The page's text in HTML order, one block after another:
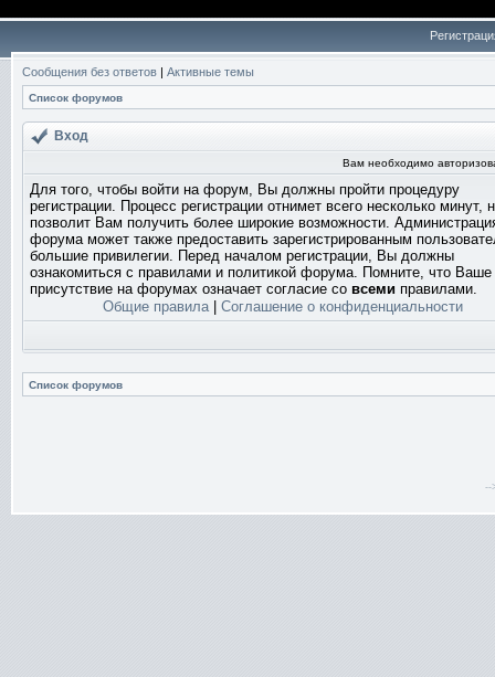
Сообщения без ответов | Активные темы
Список форумов
Вход
Вам необходимо
Для того, чтобы войти на форум, Вы должны пройти процедуру
регистрации. Процесс регистрации отнимет всего несколько минут,
позволит Вам получить более широкие возможности.
форума может также предоставить зарегистрированным
большие привилегии. Перед началом регистрации, Вы должны
ознакомиться с правилами и политикой форума. Помните, что Ваше
присутствие на форумах означает согласие со всеми правилами.
Общие правила| Соглашение о конфиденциальности
Список форумов
--